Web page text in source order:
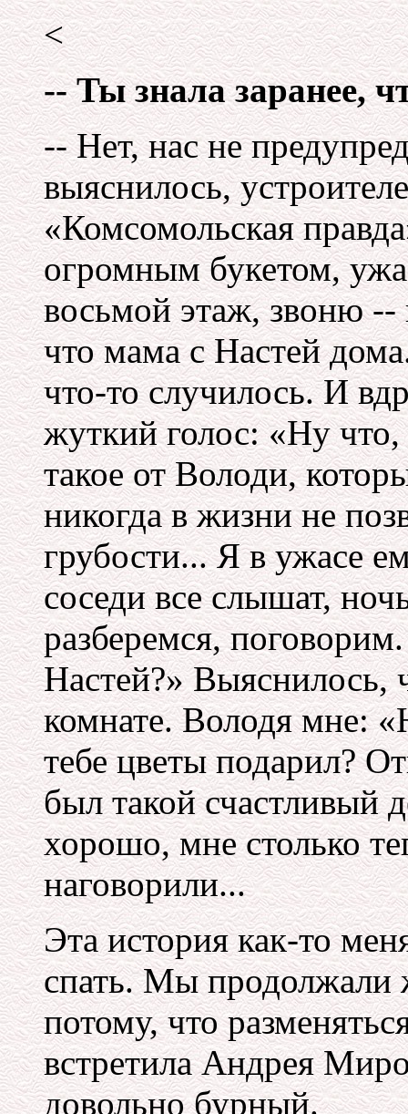
<
-- Ты знала заранее,
-- Нет, нас не
выяснилось,
«Комсомольская
огромным букетом,
восьмой этаж, звоню --
что мама с Настей
что-то случилось. И
жуткий голос: «Ну
такое от Володи,
никогда в жизни не
грубости... Я в ужасе
соседи все слышат,
разберемся,
Настей?» Выяснилось,
комнате. Володя мне:
тебе цветы подарил?
был такой счастливый
хорошо, мне столько
наговорили...
Эта история как-то
спать. Мы продолжали
потому, что
встретила Андрея
довольно бурный.